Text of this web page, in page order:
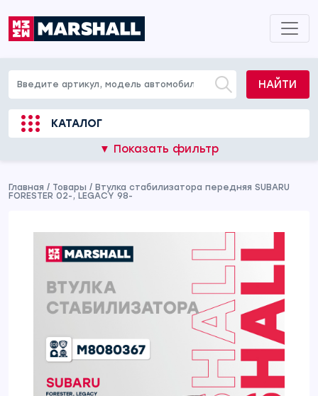
НАЙТИ
КАТАЛОГ
▼ Показать фильтр
Главная / Товары / Втулка стабилизатора передняя SUBARU
FORESTER 02-, LEGACY 98-